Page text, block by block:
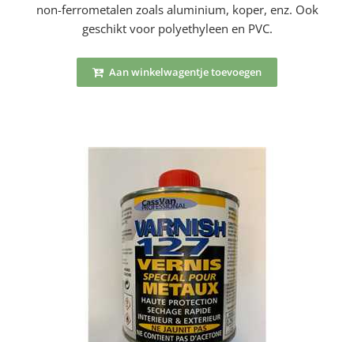
non-ferrometalen zoals aluminium, koper, enz. Ook
geschikt voor polyethyleen en PVC.
Aan winkelwagentje toevoegen